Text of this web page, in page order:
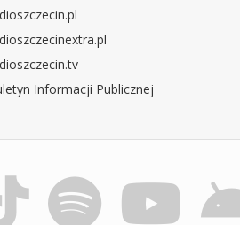
Informacji Publicznej